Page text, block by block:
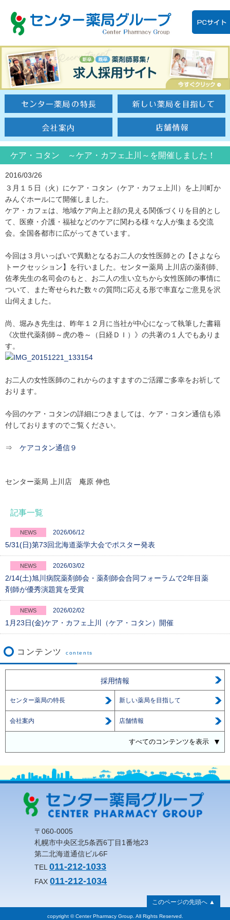
ケア・コタン ～ケア・カフェ上川～を開催しました！
2016/03/26
３月１５日（火）にケア・コタン（ケア・カフェ上川）を上川町か
みんぐホールにて開催しました。
ケア・カフェは、地域ケア向上と顔の見える関係づくりを目的とし
て、医療・介護・福祉などのケアに関わる様々な人が集まる交流
会。全国各都市に広がってきています。
今回は３月いっぱいで異動となるお二人の女性医師との【さよなら
トークセッション】を行いました。センター薬局 上川店の薬剤師、
佐孝先生の名司会のもと、お二人の生い立ちから女性医師の事情に
ついて、また寄せられた数々の質問に応える形で率直なご意見を沢
山伺えました。
尚、堀みき先生は、昨年１２月に当社が中心になって執筆した書籍
《次世代薬剤師～虎の巻～（日経ＤＩ）》の共著の１人でもありま
す。
お二人の女性医師のこれからのますますのご活躍ご多幸をお祈して
おります。
今回のケア・コタンの詳細につきましては、ケア・コタン通信も添
付しておりますのでご覧ください。
⇒ ケアコタン通信９
センター薬局 上川店 庵原 伸也
記事一覧
NEWS 2026/06/12
5/31(日)第73回北海道薬学大会でポスター発表
NEWS 2026/03/02
2/14(土)旭川病院薬剤師会・薬剤師会合同フォーラムで2年目薬
剤師が優秀演題賞を受賞
NEWS 2026/02/02
1月23日(金)ケア・カフェ上川（ケア・コタン）開催
コンテンツ contents
採用情報
センター薬局の特長 新しい薬局を目指して
会社案内 店舗情報
すべてのコンテンツを表示
〒060-0005
札幌市中央区北5条西6丁目1番地23
第二北海道通信ビル6F
TEL011-212-1033
FAX011-212-1034
このページの先頭へ ▲
copyright © Center Pharmacy Group. All Rights Reserved.